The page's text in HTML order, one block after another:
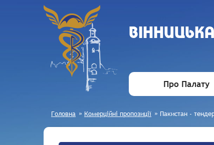
Про Палату
Головна » Комерційні пропозиції » Пакистан -